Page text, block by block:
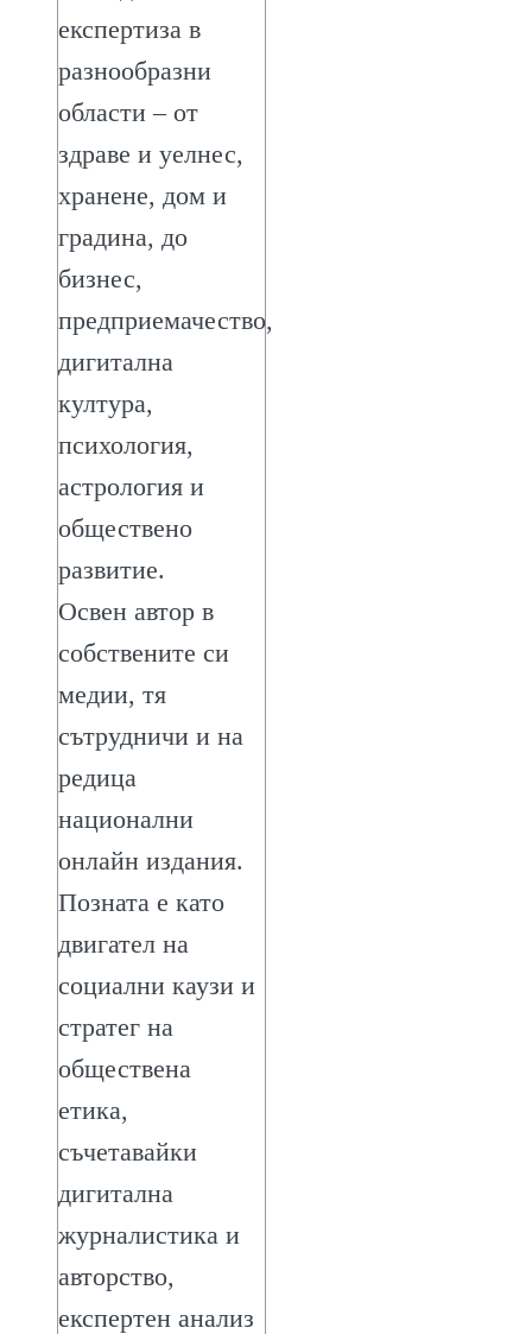
експертиза в
разнообразни
области – от
здраве и уелнес,
хранене, дом и
градина, до
бизнес,
предприемачество,
дигитална
култура,
психология,
астрология и
обществено
развитие.
Освен автор в
собствените си
медии, тя
сътрудничи и на
редица
национални
онлайн издания.
Позната е като
двигател на
социални каузи и
стратег на
обществена
етика,
съчетавайки
дигитална
журналистика и
авторство,
експертен анализ